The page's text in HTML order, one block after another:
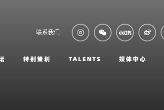
联系我们
特别策划 TALENTS 媒体中心